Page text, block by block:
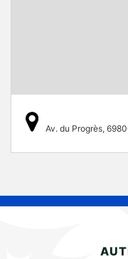
Av. du Progrès,